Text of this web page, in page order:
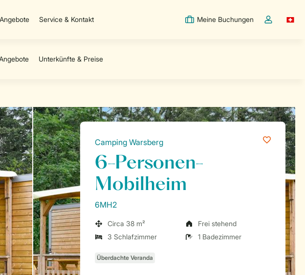
Angebote Service & Kontakt Meine Buchungen
Dropdown-
Camping Warsberg
6-Personen-
Mobilheim
6MH2
Circa 38 m²
Frei stehend
3 Schlafzimmer
1 Badezimmer